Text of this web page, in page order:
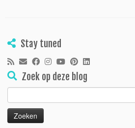
Stay tuned
Zoek op deze blog
Zoeken
naar: